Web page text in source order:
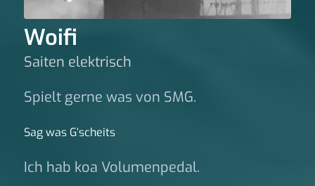
Woifi
Saiten elektrisch
Spielt gerne was von SMG.
Sag was G‘scheits
Ich hab koa Volumenpedal.